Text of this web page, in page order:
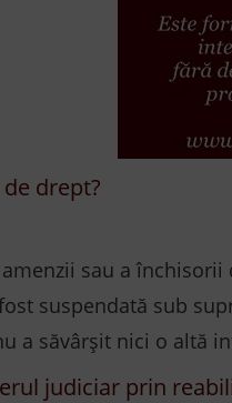
drept?
sau a închisorii
suspendată sub
săvârșit nici o altă
judiciar prin